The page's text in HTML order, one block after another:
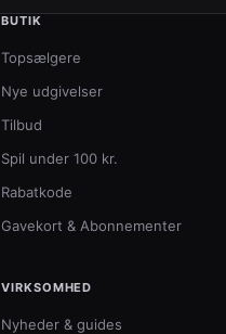
BUTIK
Topsælgere
Nye udgivelser
Tilbud
Spil under 100 kr.
Rabatkode
Gavekort & Abonnementer
VIRKSOMHED
Nyheder & guides